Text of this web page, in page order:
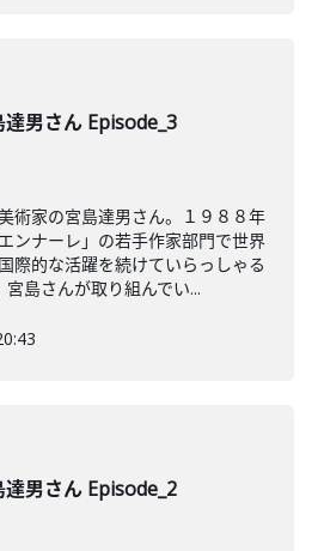
達男さん Episode_3
術家の宮島達男さん。１９８８年
ンナーレ」の若手作家部門で世界
際的な活躍を続けていらっしゃる
島さんが取り組んでい...
達男さん Episode_2